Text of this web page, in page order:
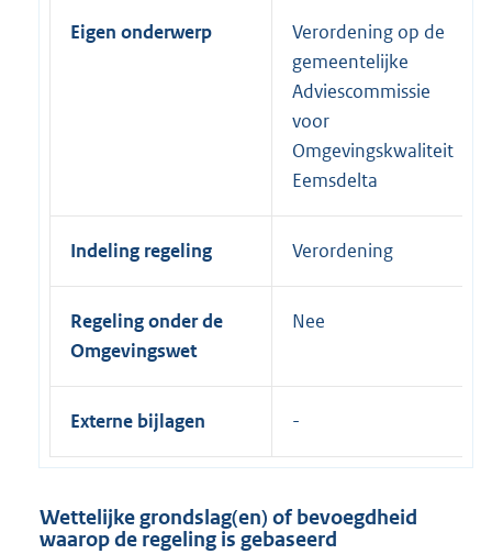
Eigen onderwerp
Verordening op de
gemeentelijke
Adviescommissie
voor
Omgevingskwaliteit
Eemsdelta
Indeling regeling Verordening
Regeling onder de
Omgevingswet
Nee
Externe bijlagen
Wettelijke grondslag(en) of bevoegdheid
waarop de regeling is gebaseerd